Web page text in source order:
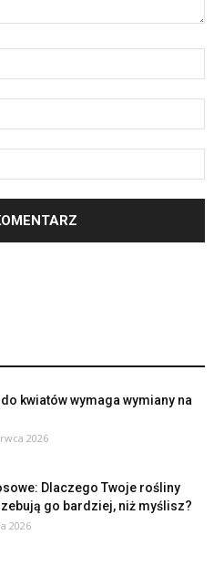
kwiatów wymaga wymiany na
2026
Dlaczego Twoje rośliny
go bardziej, niż myślisz?
2026